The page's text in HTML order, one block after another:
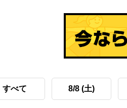
すべて 8/8 (土)